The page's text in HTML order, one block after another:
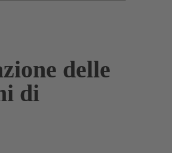
delle
di